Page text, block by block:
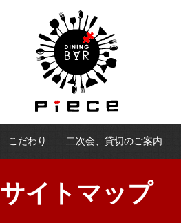
こだわり 二次会、貸切のご案内
サイトマップ